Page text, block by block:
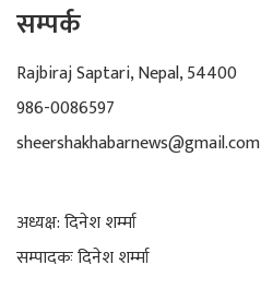
सम्पर्क
Rajbiraj Saptari, Nepal, 54400
986-0086597
sheershakhabarnews@gmail.com
अध्यक्ष: दिनेश शर्म्मा
सम्पादकः दिनेश शर्म्मा